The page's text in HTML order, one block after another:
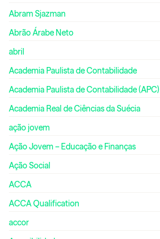
Abram Sjazman
Abrão Árabe Neto
abril
Academia Paulista de Contabilidade
Academia Paulista de Contabilidade (APC)
Academia Real de Ciências da Suécia
ação jovem
Ação Jovem – Educação e Finanças
Ação Social
ACCA
ACCA Qualification
accor